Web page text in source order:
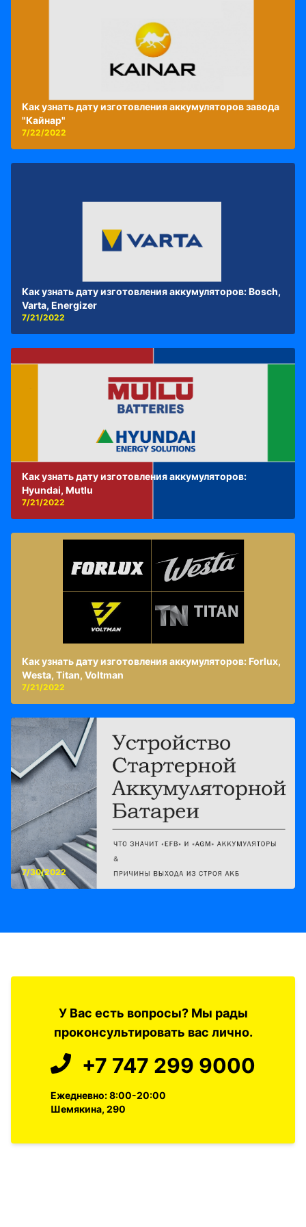
Как узнать дату изготовления аккумуляторов завода
"Кайнар"
7/22/2022
Как узнать дату изготовления аккумуляторов: Bosch,
Varta, Energizer
7/21/2022
Как узнать дату изготовления аккумуляторов:
Hyundai, Mutlu
7/21/2022
Как узнать дату изготовления аккумуляторов: Forlux,
Westa, Titan, Voltman
7/21/2022
7/30/2022
У Вас есть вопросы? Мы рады
проконсультировать вас лично.
+7 747 299 9000
Ежедневно: 8:00-20:00
Шемякина, 290